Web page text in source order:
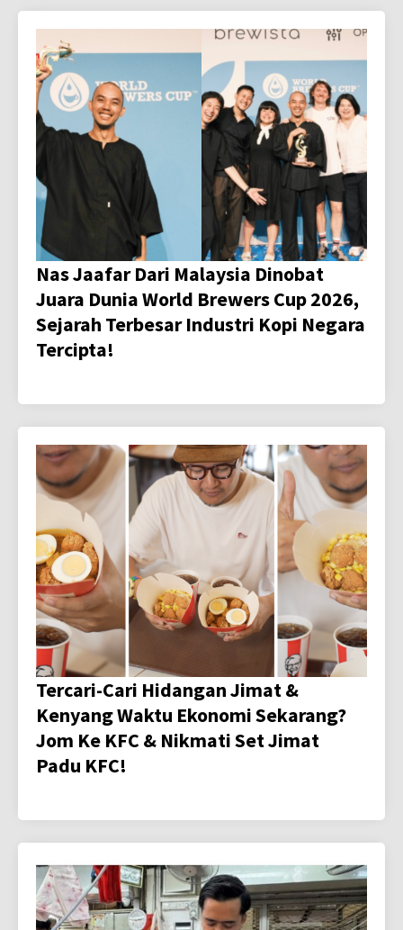
Nas Jaafar Dari Malaysia Dinobat
Juara Dunia World Brewers Cup 2026,
Sejarah Terbesar Industri Kopi Negara
Tercipta!
Tercari-Cari Hidangan Jimat &
Kenyang Waktu Ekonomi Sekarang?
Jom Ke KFC & Nikmati Set Jimat
Padu KFC!